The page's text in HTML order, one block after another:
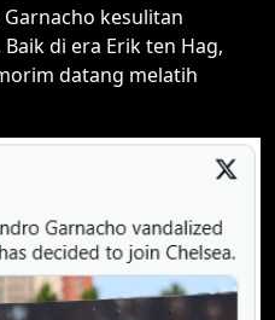
kesulitan
di era Erik ten Hag,
datang melatih